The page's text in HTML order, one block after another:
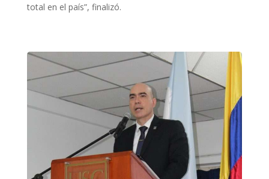
total en el país”, finalizó.